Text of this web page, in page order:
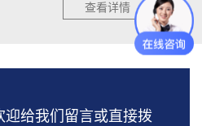
查看详情
给我们留言或直接拨